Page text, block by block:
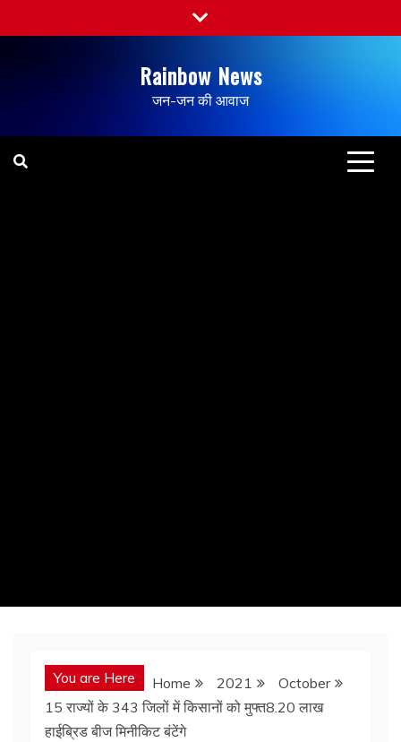
Rainbow News
जन-जन की आवाज
You are Here Home 2021
October
15 राज्यों के 343 जिलों में किसानों को मुफ्त8.20 लाख
हाईब्रिड बीज मिनीकिट बंटेंगे